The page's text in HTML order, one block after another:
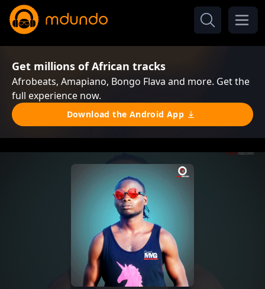
Get millions of African tracks
Afrobeats, Amapiano, Bongo Flava and more. Get the
full experience now.
Download the Android App